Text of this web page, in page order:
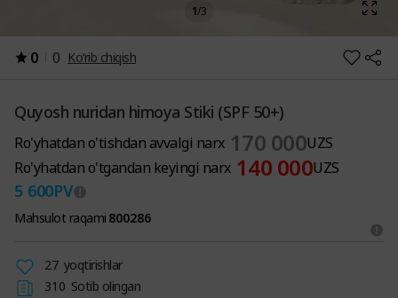
1/3
0 0 Ko‘rib chiqish
Quyosh nuridan himoya Stiki (SPF 50+)
Ro'yhatdan o'tishdan avvalgi narx 170 000UZS
Ro'yhatdan o'tgandan keyingi narx 140 000UZS
5 600PV
Mahsulot raqami 800286
27 yoqtirishlar
310 Sotib olingan